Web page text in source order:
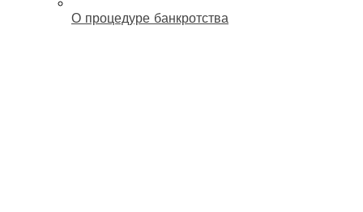
О процедуре банкротства